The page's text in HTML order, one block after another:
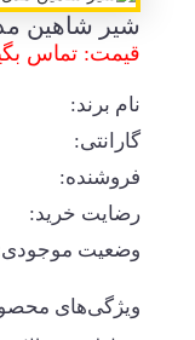
شیر شاهین
قیمت: تماس
نام برند:
گارانتی:
فروشنده:
رضایت خرید:
وضعیت
ویژگی‌های